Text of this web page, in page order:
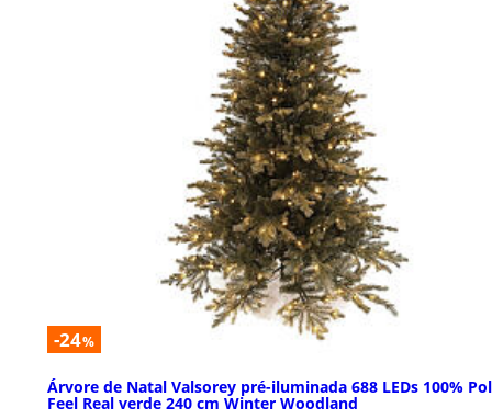
-24%
Árvore de Natal Valsorey pré-iluminada 688 LEDs 100%
Feel Real verde 240 cm Winter Woodland